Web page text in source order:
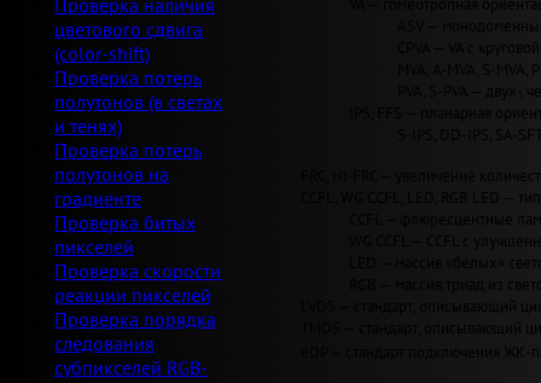
Проверка наличия
цветового сдвига
(color-shift)
Проверка потерь
полутонов (в светах
и тенях)
Проверка потерь
полутонов на
градиенте
Проверка битых
пикселей
Проверка скорости
реакции пикселей
Проверка порядка
следования
субпикселей RGB-
ASV —
CPVA — VA с
MVA, A-MVA, S-
PVA, S-PVA — двух-
IPS, FFS — планарная
S-IPS, DD-IPS, SA-
FRC, Hi-FRC — увеличение
CCFL, WG CCFL, LED, RGB LED
CCFL — флюресцентные
WG CCFL — CCFL с
LED — массив «белых»
RGB — массив триад из
LVDS — стандарт, описывающий
TMDS — стандарт, описывающий
eDP — стандарт подключения